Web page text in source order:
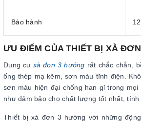
Bảo hành
ƯU ĐIỂM CỦA THIẾT BỊ XÀ
Dụng cụ xà đơn 3 hướng rất chắc chắn,
ống thép mạ kẽm, sơn màu tĩnh điện.
sơn màu hiện đại chống han gỉ trong
như đảm bảo cho chất lượng tốt nhất, tính
Thiết bị xà đơn 3 hướng với những